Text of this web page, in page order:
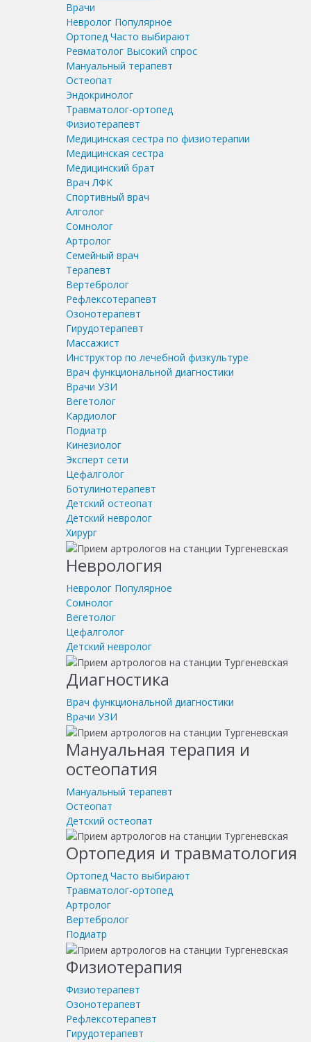
Врачи
Невролог Популярное
Ортопед Часто выбирают
Ревматолог Высокий спрос
Мануальный терапевт
Остеопат
Эндокринолог
Травматолог-ортопед
Физиотерапевт
Медицинская сестра по физиотерапии
Медицинская сестра
Медицинский брат
Врач ЛФК
Спортивный врач
Алголог
Сомнолог
Артролог
Семейный врач
Терапевт
Вертебролог
Рефлексотерапевт
Озонотерапевт
Гирудотерапевт
Массажист
Инструктор по лечебной физкультуре
Врач функциональной диагностики
Врачи УЗИ
Вегетолог
Кардиолог
Подиатр
Кинезиолог
Эксперт сети
Цефалголог
Ботулинотерапевт
Детский остеопат
Детский невролог
Хирург
Неврология
Невролог Популярное
Сомнолог
Вегетолог
Цефалголог
Детский невролог
Диагностика
Врач функциональной диагностики
Врачи УЗИ
Мануальная терапия и
остеопатия
Мануальный терапевт
Остеопат
Детский остеопат
Ортопедия и травматология
Ортопед Часто выбирают
Травматолог-ортопед
Артролог
Вертебролог
Подиатр
Физиотерапия
Физиотерапевт
Озонотерапевт
Рефлексотерапевт
Гирудотерапевт